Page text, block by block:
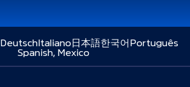
DeutschItaliano日本語한국어Português
Spanish, Mexico